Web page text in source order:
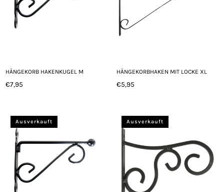
HÄNGEKORB HAKENKUGEL M
Normaler
€7,95
HÄNGEKORBHAKEN MIT LOCKE XL
Normaler
€5,95
Ausverkauft Ausverkauft